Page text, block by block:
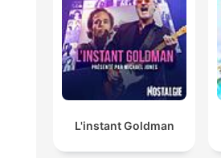
L'instant Goldman